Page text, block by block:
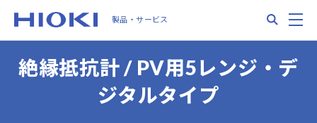
main
製品・サービス
絶縁抵抗計 / PV用5レンジ・デ
ジタルタイプ